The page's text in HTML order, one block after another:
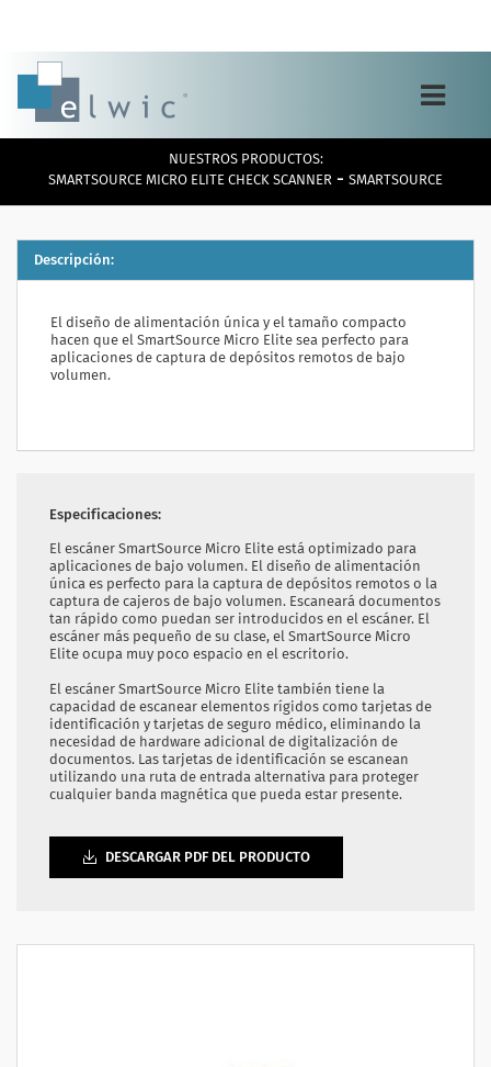
Toggle
navigation
NUESTROS PRODUCTOS:
SMARTSOURCE MICRO ELITE CHECK SCANNER - SMARTSOURCE
Descripción:
El diseño de alimentación única y el tamaño compacto
hacen que el SmartSource Micro Elite sea perfecto para
aplicaciones de captura de depósitos remotos de bajo
volumen.
Especificaciones:
El escáner SmartSource Micro Elite está optimizado para
aplicaciones de bajo volumen. El diseño de alimentación
única es perfecto para la captura de depósitos remotos o la
captura de cajeros de bajo volumen. Escaneará documentos
tan rápido como puedan ser introducidos en el escáner. El
escáner más pequeño de su clase, el SmartSource Micro
Elite ocupa muy poco espacio en el escritorio.
El escáner SmartSource Micro Elite también tiene la
capacidad de escanear elementos rígidos como tarjetas de
identificación y tarjetas de seguro médico, eliminando la
necesidad de hardware adicional de digitalización de
documentos. Las tarjetas de identificación se escanean
utilizando una ruta de entrada alternativa para proteger
cualquier banda magnética que pueda estar presente.
DESCARGAR PDF DEL PRODUCTO